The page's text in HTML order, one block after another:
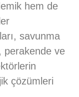
hem de
savunma
perakende ve
çözümleri